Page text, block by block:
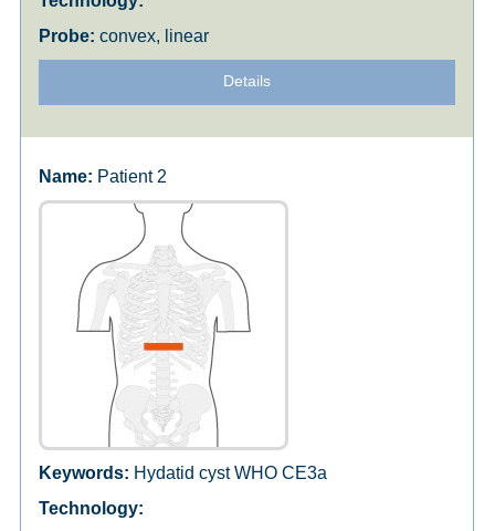
convex, linear
Details
Patient 2
Hydatid cyst WHO CE3a